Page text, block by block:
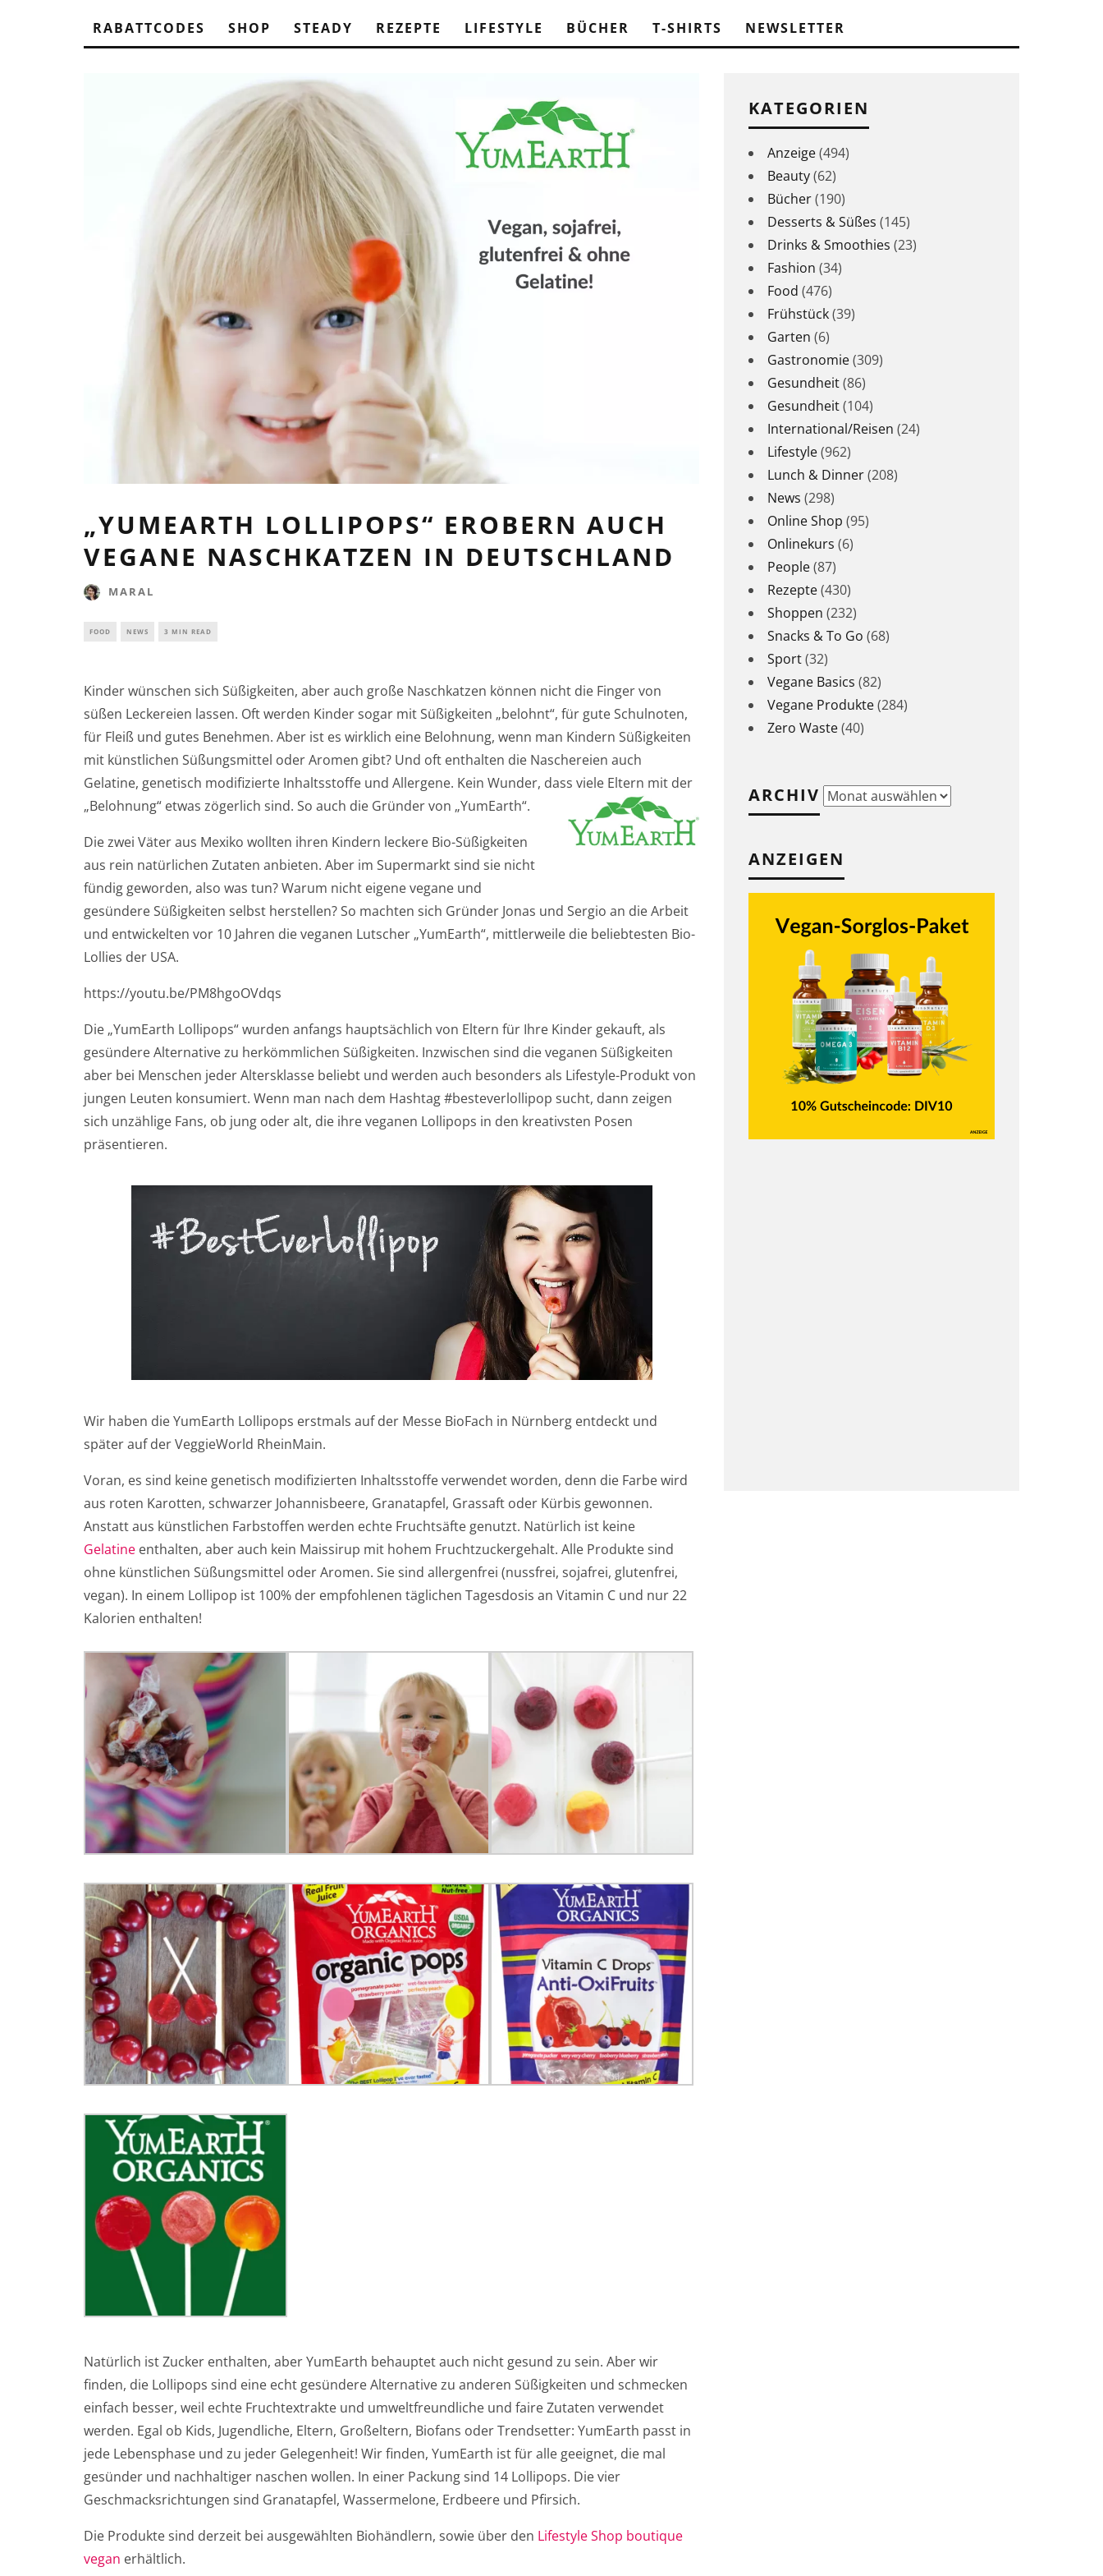
RABATTCODES SHOP STEADY REZEPTE LIFESTYLE BÜCHER T-SHIRTS NEWSLETTER
„YUMEARTH LOLLIPOPS“ EROBERN AUCH
VEGANE NASCHKATZEN IN DEUTSCHLAND
MARAL
FOOD NEWS 3 MIN READ
Kinder wünschen sich Süßigkeiten, aber auch große Naschkatzen können nicht die Finger von
süßen Leckereien lassen. Oft werden Kinder sogar mit Süßigkeiten „belohnt“, für gute Schulnoten,
für Fleiß und gutes Benehmen. Aber ist es wirklich eine Belohnung, wenn man Kindern Süßigkeiten
mit künstlichen Süßungsmittel oder Aromen gibt? Und oft enthalten die Naschereien auch
Gelatine, genetisch modifizierte Inhaltsstoffe und Allergene. Kein Wunder, dass viele Eltern mit der
„Belohnung“ etwas zögerlich sind. So auch die Gründer von „YumEarth“.
Die zwei Väter aus Mexiko wollten ihren Kindern leckere Bio-Süßigkeiten
aus rein natürlichen Zutaten anbieten. Aber im Supermarkt sind sie nicht
fündig geworden, also was tun? Warum nicht eigene vegane und
gesündere Süßigkeiten selbst herstellen? So machten sich Gründer Jonas und Sergio an die Arbeit
und entwickelten vor 10 Jahren die veganen Lutscher „YumEarth“, mittlerweile die beliebtesten Bio-
Lollies der USA.
https://youtu.be/PM8hgoOVdqs
Die „YumEarth Lollipops“ wurden anfangs hauptsächlich von Eltern für Ihre Kinder gekauft, als
gesündere Alternative zu herkömmlichen Süßigkeiten. Inzwischen sind die veganen Süßigkeiten
aber bei Menschen jeder Altersklasse beliebt und werden auch besonders als Lifestyle-Produkt von
jungen Leuten konsumiert. Wenn man nach dem Hashtag #besteverlollipop sucht, dann zeigen
sich unzählige Fans, ob jung oder alt, die ihre veganen Lollipops in den kreativsten Posen
präsentieren.
Wir haben die YumEarth Lollipops erstmals auf der Messe BioFach in Nürnberg entdeckt und
später auf der VeggieWorld RheinMain.
Voran, es sind keine genetisch modifizierten Inhaltsstoffe verwendet worden, denn die Farbe wird
aus roten Karotten, schwarzer Johannisbeere, Granatapfel, Grassaft oder Kürbis gewonnen.
Anstatt aus künstlichen Farbstoffen werden echte Fruchtsäfte genutzt. Natürlich ist keine
Gelatine enthalten, aber auch kein Maissirup mit hohem Fruchtzuckergehalt. Alle Produkte sind
ohne künstlichen Süßungsmittel oder Aromen. Sie sind allergenfrei (nussfrei, sojafrei, glutenfrei,
vegan). In einem Lollipop ist 100% der empfohlenen täglichen Tagesdosis an Vitamin C und nur 22
Kalorien enthalten!
Natürlich ist Zucker enthalten, aber YumEarth behauptet auch nicht gesund zu sein. Aber wir
finden, die Lollipops sind eine echt gesündere Alternative zu anderen Süßigkeiten und schmecken
einfach besser, weil echte Fruchtextrakte und umweltfreundliche und faire Zutaten verwendet
werden. Egal ob Kids, Jugendliche, Eltern, Großeltern, Biofans oder Trendsetter: YumEarth passt in
jede Lebensphase und zu jeder Gelegenheit! Wir finden, YumEarth ist für alle geeignet, die mal
gesünder und nachhaltiger naschen wollen. In einer Packung sind 14 Lollipops. Die vier
Geschmacksrichtungen sind Granatapfel, Wassermelone, Erdbeere und Pfirsich.
Die Produkte sind derzeit bei ausgewählten Biohändlern, sowie über den Lifestyle Shop boutique
vegan erhältlich.
KATEGORIEN
Anzeige(494)
Beauty(62)
Bücher(190)
Desserts & Süßes (145)
Drinks & Smoothies (23)
Fashion (34)
Food (476)
Frühstück(39)
Garten (6)
Gastronomie(309)
Gesundheit(86)
Gesundheit(104)
International/Reisen (24)
Lifestyle(962)
Lunch & Dinner(208)
News (298)
Online Shop (95)
Onlinekurs (6)
People(87)
Rezepte(430)
Shoppen (232)
Snacks & To Go (68)
Sport(32)
Vegane Basics (82)
Vegane Produkte(284)
Zero Waste(40)
ARCHIV Archiv
ANZEIGEN